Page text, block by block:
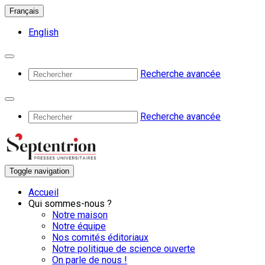
Français
English
Recherche avancée
Recherche avancée
Toggle navigation
Accueil
Qui sommes-nous ?
Notre maison
Notre équipe
Nos comités éditoriaux
Notre politique de science ouverte
On parle de nous !